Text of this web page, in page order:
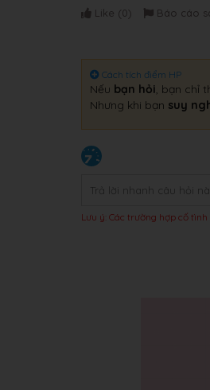
Like (0) Báo cáo
Cách tích điểm HP
Nếu bạn hỏi, bạn chỉ
Nhưng khi bạn suy
Lưu ý: Các trường hợp cố